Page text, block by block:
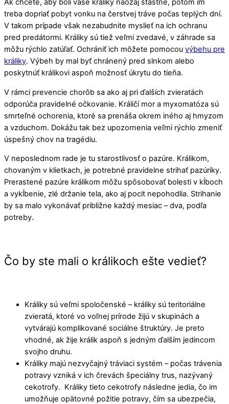
Ak chcete, aby boli vaše králiky naozaj šťastné, potom im
treba dopriať pobyt vonku na čerstvej tráve počas teplých dní.
V takom prípade však nezabudnite myslieť na ich ochranu
pred predátormi. Králiky sú tiež veľmi zvedavé, v záhrade sa
môžu rýchlo zatúľať. Ochrániť ich môžete pomocou výbehu pre
králiky. Výbeh by mal byť chránený pred slnkom alebo
poskytnúť králikovi aspoň možnosť úkrytu do tieňa.
V rámci prevencie chorôb sa ako aj pri ďalších zvieratách
odporúča pravidelné očkovanie. Králičí mor a myxomatóza sú
smrteľné ochorenia, ktoré sa prenáša okrem iného aj hmyzom
a vzduchom. Dokážu tak bez upozornenia veľmi rýchlo zmeniť
úspešný chov na tragédiu.
V neposlednom rade je tu starostlivosť o pazúre. Králikom,
chovaným v klietkach, je potrebné pravidelne strihať pazúriky.
Prerastené pazúre králikom môžu spôsobovať bolesti v kĺboch
a vykĺbenie, zlé držanie tela, ako aj pocit nepohodlia. Strihanie
by sa malo vykonávať približne každý mesiac – dva, podľa
potreby.
Čo by ste mali o králikoch ešte vedieť?
Králiky sú veľmi spoločenské – králiky sú teritoriálne
zvieratá, ktoré vo voľnej prírode žijú v skupinách a
vytvárajú komplikované sociálne štruktúry. Je preto
vhodné, ak žije králik aspoň s jedným ďalším jedincom
svojho druhu.
Králiky majú nezvyčajný tráviaci systém – počas trávenia
potravy vzniká v ich črevách špeciálny trus, nazývaný
cekotrofy. Králiky tieto cekotrofy následne jedia, čo im
umožňuje opätovné požitie potravy, čím sa ubezpečia,